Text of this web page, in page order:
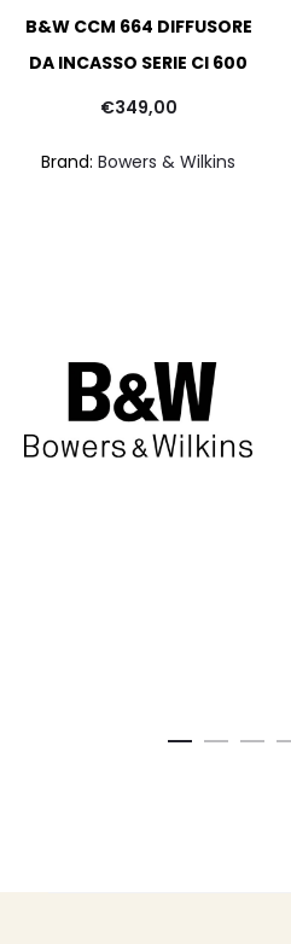
B&W CCM 664 DIFFUSORE
DA INCASSO SERIE CI 600
€349,00
Brand: Bowers & Wilkins